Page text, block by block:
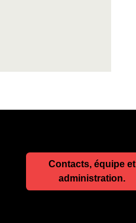
Contacts, équipe et
administration.